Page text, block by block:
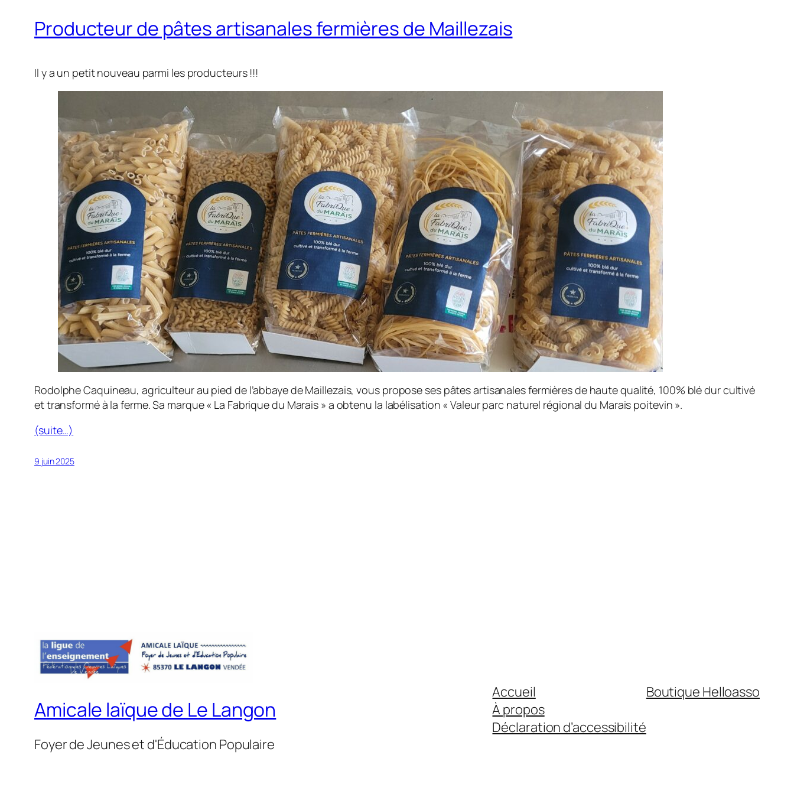
Producteur de pâtes artisanales fermières de Maillezais
Il y a un petit nouveau parmi les producteurs !!!
Rodolphe Caquineau, agriculteur au pied de l’abbaye de Maillezais, vous propose ses pâtes artisanales fermières de haute qualité, 100% blé dur cultivé
et transformé à la ferme. Sa marque « La Fabrique du Marais » a obtenu la labélisation « Valeur parc naturel régional du Marais poitevin ».
(suite…)
9 juin 2025
Amicale laïque de Le Langon
Foyer de Jeunes et d'Éducation Populaire
Accueil
À propos
Déclaration d’accessibilité
Boutique Helloasso